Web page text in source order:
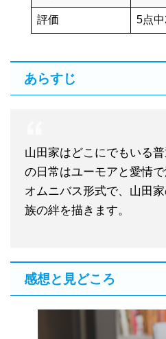
評価 5点
あらすじ
山田家はどこにでもいる
の日常はユーモアと愛情
オムニバス形式で、山田
族の絆を描きます。
感想と見どころ